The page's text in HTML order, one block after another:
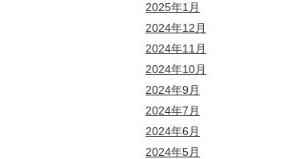
2025年1月
2024年12月
2024年11月
2024年10月
2024年9月
2024年7月
2024年6月
2024年5月